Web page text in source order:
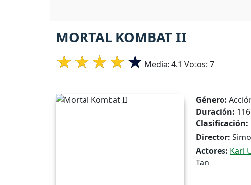
MORTAL KOMBAT II
Media: 4.1 Votos: 7
Género:
Duración:
Clasificación:
Director:
Actores: Karl
Tan